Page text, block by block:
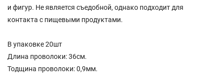
и фигур. Не является съедобной, однако подходит для
контакта с пищевыми продуктами.
В упаковке 20шт
Длина проволоки: 36см.
Тодщина проволоки: 0,9мм.